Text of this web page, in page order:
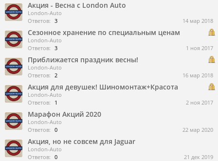
Акция - Весна с London Auto
London-Auto
Ответов: 3 14 мар 2018
Сезонное хранение по специальным ценам
London-Auto
Ответов: 3 1 ноя 2017
Приближается праздник весны!
London-Auto
Ответов: 2 16 мар 2018
Акция для девушек! Шиномонтаж+Красота
London-Auto
Ответов:
1 2 ноя 2017
Марафон Акций 2020
London-Auto
Ответов: 0 22 мар 2020
Акция, но не совсем для Jaguar
London-Auto
Ответов: 0 21 дек 2019